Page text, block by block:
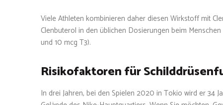
Viele Athleten kombinieren daher diesen Wirkstoff mit
Clenbuterol in den üblichen Dosierungen beim
und 10 mcg T3).
Risikofaktoren für
In drei Jahren, bei den Spielen 2020 in Tokio wird er 34